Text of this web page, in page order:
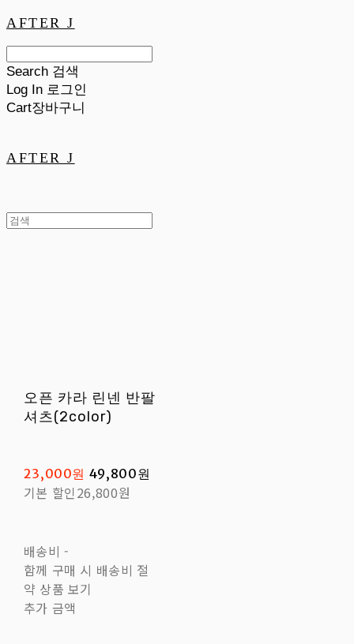
AFTER J
Search 검색
Log In 로그인
Cart장바구니
AFTER J
오픈 카라 린넨 반팔
셔츠(2color)
23,000원 49,800원
기본 할인 26,800원
배송비 -
함께 구매 시 배송비 절
약 상품 보기
추가 금액